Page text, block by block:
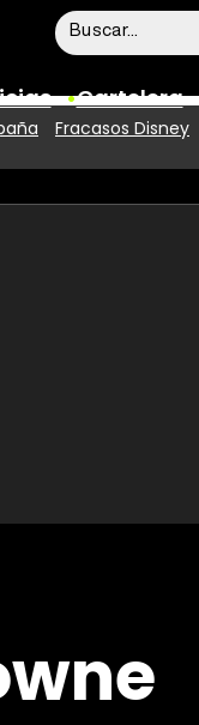
Cartelera
Taquilla
Fracasos Disney